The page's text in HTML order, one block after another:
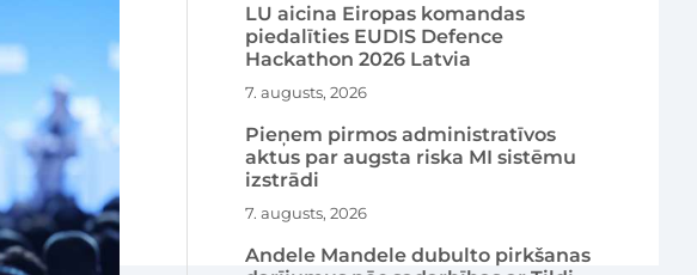
LU aicina Eiropas komandas
piedalīties EUDIS Defence
Hackathon 2026 Latvia
7. augusts, 2026
Pieņem pirmos administratīvos
aktus par augsta riska MI sistēmu
izstrādi
7. augusts, 2026
Andele Mandele dubulto pirkšanas